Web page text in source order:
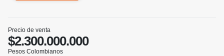
Precio de venta
$2.300.000.000
Pesos Colombianos